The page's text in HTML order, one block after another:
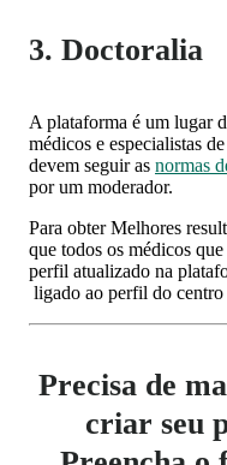
3. Doctoralia
A plataforma é um lugar
médicos e especialistas
devem seguir as normas
por um moderador.
Para obter Melhores
que todos os médicos
perfil atualizado na
ligado ao perfil do centro
Precisa de
criar seu